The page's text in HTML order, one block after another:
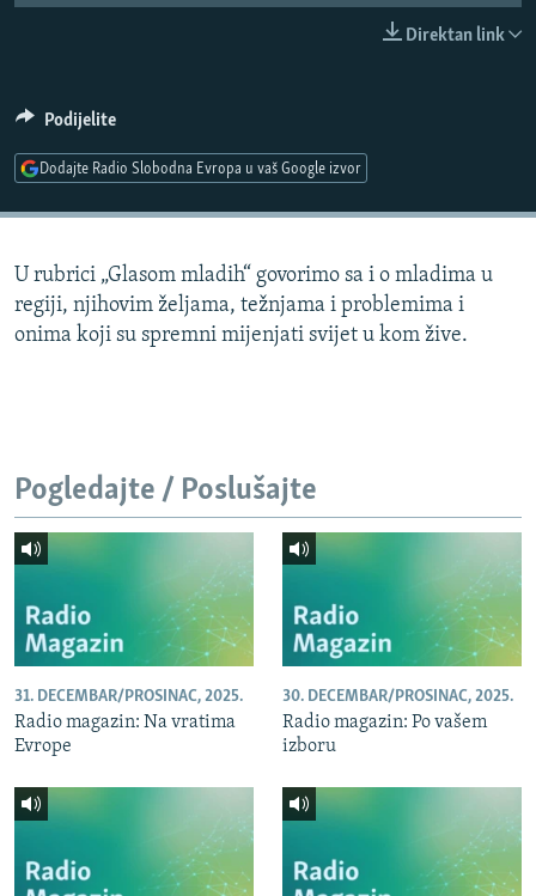
SPECIJALI RSE
VIŠE OD NASLOVA
TV LIBERTY
POST SCRIPTUM
NASTANAK I RASPAD JUGOSLAVIJE
PRATITE NAS
Sve RFE/RL stranice
Direktan link
Podijelite
Dodajte Radio Slobodna Evropa u vaš Google izvor
U rubrici „Glasom mladih“ govorimo sa i o mladima u
regiji, njihovim željama, težnjama i problemima i
onima koji su spremni mijenjati svijet u kom žive.
Pogledajte / Poslušajte
31. DECEMBAR/PROSINAC, 2025.
Radio magazin: Na vratima
Evrope
30. DECEMBAR/PROSINAC, 2025.
Radio magazin: Po vašem
izboru